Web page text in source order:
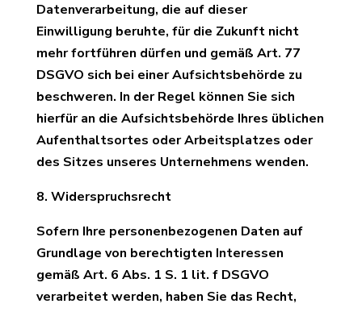
Datenverarbeitung, die auf dieser
Einwilligung beruhte, für die Zukunft nicht
mehr fortführen dürfen und gemäß Art. 77
DSGVO sich bei einer Aufsichtsbehörde zu
beschweren. In der Regel können Sie sich
hierfür an die Aufsichtsbehörde Ihres üblichen
Aufenthaltsortes oder Arbeitsplatzes oder
des Sitzes unseres Unternehmens wenden.
8. Widerspruchsrecht
Sofern Ihre personenbezogenen Daten auf
Grundlage von berechtigten Interessen
gemäß Art. 6 Abs. 1 S. 1 lit. f DSGVO
verarbeitet werden, haben Sie das Recht,